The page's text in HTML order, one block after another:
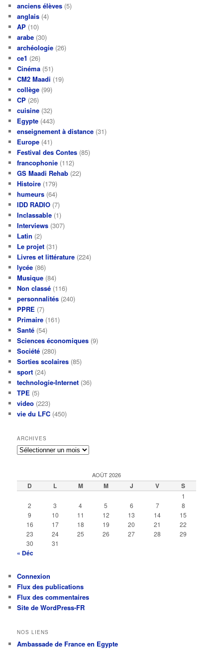
anciens élèves (5)
anglais (4)
AP (10)
arabe (30)
archéologie (26)
ce1 (26)
Cinéma (51)
CM2 Maadi (19)
collège (99)
CP (26)
cuisine (32)
Egypte (443)
enseignement à distance (31)
Europe (41)
Festival des Contes (85)
francophonie (112)
GS Maadi Rehab (22)
Histoire (179)
humeurs (64)
IDD RADIO (7)
Inclassable (1)
Interviews (307)
Latin (2)
Le projet (31)
Livres et littérature (224)
lycée (86)
Musique (84)
Non classé (116)
personnalités (240)
PPRE (7)
Primaire (161)
Santé (54)
Sciences économiques (9)
Société (280)
Sorties scolaires (85)
sport (24)
technologie-Internet (36)
TPE (5)
video (223)
vie du LFC (450)
ARCHIVES
Archives
AOÛT 2026
D L M M J V S
1
2
3 4 5 6 7
8
9
10 11 12 13 14
15
16
17 18 19 20 21
22
23
24 25 26 27 28
29
30
31
« Déc
Connexion
Flux des publications
Flux des commentaires
Site de WordPress-FR
NOS LIENS
Ambassade de France en Egypte